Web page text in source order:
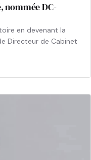
nommée DC-
en devenant la
Directeur de Cabinet